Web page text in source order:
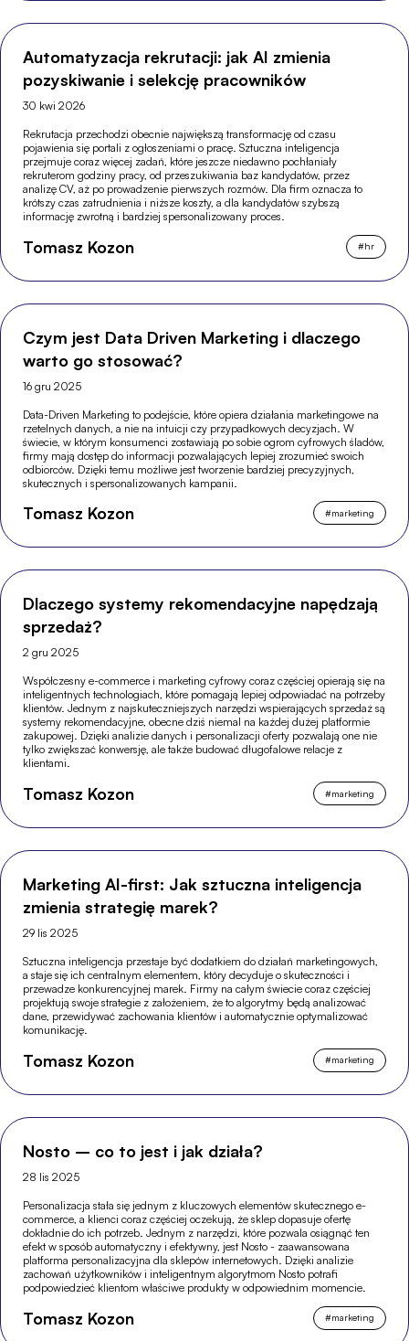
Automatyzacja rekrutacji: jak AI zmienia
pozyskiwanie i selekcję pracowników
30 kwi 2026
Rekrutacja przechodzi obecnie największą transformację od czasu
pojawienia się portali z ogłoszeniami o pracę. Sztuczna inteligencja
przejmuje coraz więcej zadań, które jeszcze niedawno pochłaniały
rekruterom godziny pracy, od przeszukiwania baz kandydatów, przez
analizę CV, aż po prowadzenie pierwszych rozmów. Dla firm oznacza to
krótszy czas zatrudnienia i niższe koszty, a dla kandydatów szybszą
informację zwrotną i bardziej spersonalizowany proces.
Tomasz Kozon #hr
Czym jest Data Driven Marketing i dlaczego
warto go stosować?
16 gru 2025
Data-Driven Marketing to podejście, które opiera działania marketingowe na
rzetelnych danych, a nie na intuicji czy przypadkowych decyzjach. W
świecie, w którym konsumenci zostawiają po sobie ogrom cyfrowych śladów,
firmy mają dostęp do informacji pozwalających lepiej zrozumieć swoich
odbiorców. Dzięki temu możliwe jest tworzenie bardziej precyzyjnych,
skutecznych i spersonalizowanych kampanii.
Tomasz Kozon #marketing
Dlaczego systemy rekomendacyjne napędzają
sprzedaż?
2 gru 2025
Współczesny e-commerce i marketing cyfrowy coraz częściej opierają się na
inteligentnych technologiach, które pomagają lepiej odpowiadać na potrzeby
klientów. Jednym z najskuteczniejszych narzędzi wspierających sprzedaż są
systemy rekomendacyjne, obecne dziś niemal na każdej dużej platformie
zakupowej. Dzięki analizie danych i personalizacji oferty pozwalają one nie
tylko zwiększać konwersję, ale także budować długofalowe relacje z
klientami.
Tomasz Kozon #marketing
Marketing AI-first: Jak sztuczna inteligencja
zmienia strategię marek?
29 lis 2025
Sztuczna inteligencja przestaje być dodatkiem do działań marketingowych,
a staje się ich centralnym elementem, który decyduje o skuteczności i
przewadze konkurencyjnej marek. Firmy na całym świecie coraz częściej
projektują swoje strategie z założeniem, że to algorytmy będą analizować
dane, przewidywać zachowania klientów i automatycznie optymalizować
komunikację.
Tomasz Kozon #marketing
Nosto – co to jest i jak działa?
28 lis 2025
Personalizacja stała się jednym z kluczowych elementów skutecznego e-
commerce, a klienci coraz częściej oczekują, że sklep dopasuje ofertę
dokładnie do ich potrzeb. Jednym z narzędzi, które pozwala osiągnąć ten
efekt w sposób automatyczny i efektywny, jest Nosto - zaawansowana
platforma personalizacyjna dla sklepów internetowych. Dzięki analizie
zachowań użytkowników i inteligentnym algorytmom Nosto potrafi
podpowiedzieć klientom właściwe produkty w odpowiednim momencie.
Tomasz Kozon #marketing